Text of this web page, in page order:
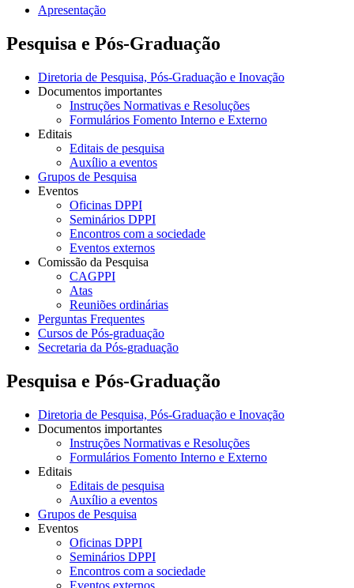
Apresentação
Pesquisa e Pós-Graduação
Diretoria de Pesquisa, Pós-Graduação e Inovação
Documentos importantes
Instruções Normativas e Resoluções
Formulários Fomento Interno e Externo
Editais
Editais de pesquisa
Auxílio a eventos
Grupos de Pesquisa
Eventos
Oficinas DPPI
Seminários DPPI
Encontros com a sociedade
Eventos externos
Comissão da Pesquisa
CAGPPI
Atas
Reuniões ordinárias
Perguntas Frequentes
Cursos de Pós-graduação
Secretaria da Pós-graduação
Pesquisa e Pós-Graduação
Diretoria de Pesquisa, Pós-Graduação e Inovação
Documentos importantes
Instruções Normativas e Resoluções
Formulários Fomento Interno e Externo
Editais
Editais de pesquisa
Auxílio a eventos
Grupos de Pesquisa
Eventos
Oficinas DPPI
Seminários DPPI
Encontros com a sociedade
Eventos externos